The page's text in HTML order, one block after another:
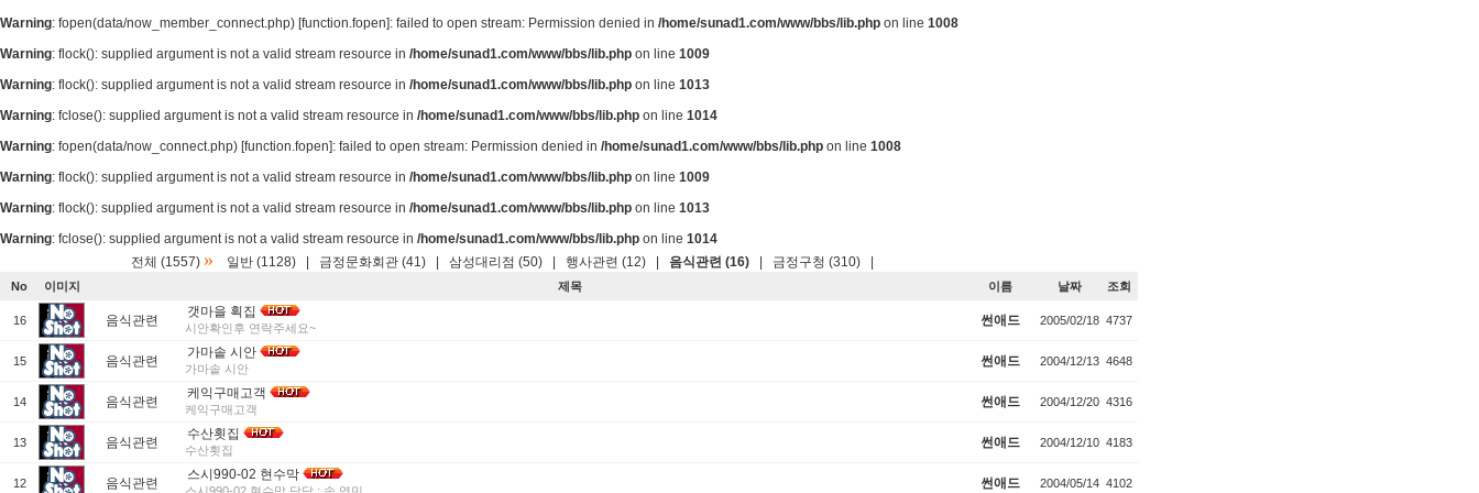
Warning: fopen(data/now_member_connect.php) [function.fopen]: failed to open stream: Permission denied in /home/sunad1.com/www/bbs/lib.php on line 1008
Warning: flock(): supplied argument is not a valid stream resource in /home/sunad1.com/www/bbs/lib.php on line 1009
Warning: flock(): supplied argument is not a valid stream resource in /home/sunad1.com/www/bbs/lib.php on line 1013
Warning: fclose(): supplied argument is not a valid stream resource in /home/sunad1.com/www/bbs/lib.php on line 1014
Warning: fopen(data/now_connect.php) [function.fopen]: failed to open stream: Permission denied in /home/sunad1.com/www/bbs/lib.php on line 1008
Warning: flock(): supplied argument is not a valid stream resource in /home/sunad1.com/www/bbs/lib.php on line 1009
Warning: flock(): supplied argument is not a valid stream resource in /home/sunad1.com/www/bbs/lib.php on line 1013
Warning: fclose(): supplied argument is not a valid stream resource in /home/sunad1.com/www/bbs/lib.php on line 1014
전체 (1557) » 일반 (1128) 금정문화회관 (41) 삼성대리점 (50) 행사관련 (12) 음식관련 (16) 금정구청 (310)
No 이미지 제목 이름 날짜 조회
16 음식관련
갯마을 획집
시안확인후 연락주세요~ 썬애드 2005/02/18 4737
15 음식관련
가마솥 시안
가마솥 시안 썬애드 2004/12/13 4648
14 음식관련
케익구매고객
케익구매고객 썬애드 2004/12/20 4316
13 음식관련
수산횟집
수산횟집 썬애드 2004/12/10 4183
12 음식관련
스시990-02 현수막
썬애드 2004/05/14 4102